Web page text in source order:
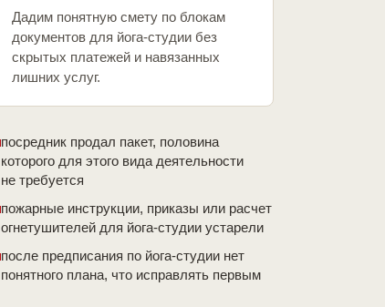
Дадим понятную смету по блокам
документов для йога-студии без
скрытых платежей и навязанных
лишних услуг.
посредник продал пакет, половина
которого для этого вида деятельности
не требуется
пожарные инструкции, приказы или расчет
огнетушителей для йога-студии устарели
после предписания по йога-студии нет
понятного плана, что исправлять первым